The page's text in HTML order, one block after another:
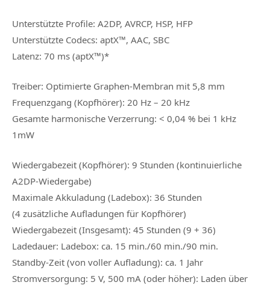
Unterstützte Profile: A2DP, AVRCP, HSP, HFP
Unterstützte Codecs: aptX™, AAC, SBC
Latenz: 70 ms (aptX™)*
Treiber: Optimierte Graphen-Membran mit 5,8 mm
Frequenzgang (Kopfhörer): 20 Hz – 20 kHz
Gesamte harmonische Verzerrung: < 0,04 % bei 1 kHz
1mW
Wiedergabezeit (Kopfhörer): 9 Stunden (kontinuierliche
A2DP-Wiedergabe)
Maximale Akkuladung (Ladebox): 36 Stunden
(4 zusätzliche Aufladungen für Kopfhörer)
Wiedergabezeit (Insgesamt): 45 Stunden (9 + 36)
Ladedauer: Ladebox: ca. 15 min./60 min./90 min.
Standby-Zeit (von voller Aufladung): ca. 1 Jahr
Stromversorgung: 5 V, 500 mA (oder höher): Laden über